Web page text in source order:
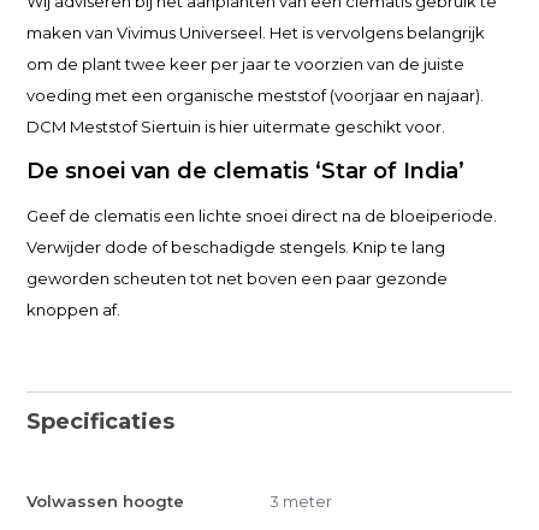
maken van Vivimus Universeel. Het is vervolgens belangrijk
om de plant twee keer per jaar te voorzien van de juiste
voeding met een organische meststof (voorjaar en najaar).
DCM Meststof Siertuin is hier uitermate geschikt voor.
De snoei van de clematis ‘Star of India’
Geef de clematis een lichte snoei direct na de bloeiperiode.
Verwijder dode of beschadigde stengels. Knip te lang
geworden scheuten tot net boven een paar gezonde
knoppen af.
Specificaties
Volwassen hoogte 3 meter